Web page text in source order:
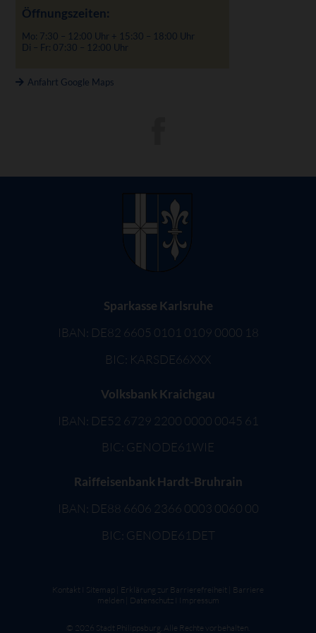
Öffnungszeiten:
Mo: 7:30 – 12:00 Uhr + 15:30 – 18:00 Uhr
Di – Fr: 07:30 – 12:00 Uhr
Anfahrt Google Maps
Sparkasse Karlsruhe
IBAN: DE82 6605 0101 0109 0000 18
BIC: KARSDE66XXX
Volksbank Kraichgau
IBAN: DE52 6729 2200 0000 0045 61
BIC: GENODE61WIE
Raiffeisenbank Hardt-Bruhrain
IBAN: DE88 6606 2366 0003 0060 00
BIC: GENODE61DET
© 2026 Stadt Philippsburg. Alle Rechte vorbehalten.
Kontakt Sitemap Erklärung zur Barrierefreiheit Barriere
melden
DatenschutzI Impressum